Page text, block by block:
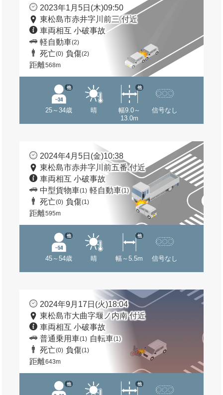
2023年1月5日(木)09:50
東松島市赤井字川前三 付近
車両相互 小破事故
軽自動車(2)
死亡(0) 負傷(2)
距離568m
25～34歳
他
晴
幅9.0～
13.0m
他
信号なし
2024年4月5日(金)10:38
東松島市赤井字川前五番 付近
車両相互 小破事故
中型貨物車(1) 軽自動車(1)
死亡(0) 負傷(1)
距離595m
45～54歳
他
晴 幅～5.5m
他
信号なし
2024年9月17日(火)18:04
東松島市大曲字堰ノ内南 付近
車両相互 小破事故
普通乗用車(1) 自転車(1)
死亡(0) 負傷(1)
距離643m
他 他